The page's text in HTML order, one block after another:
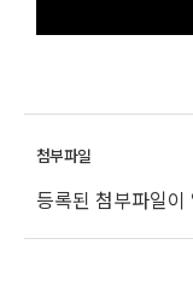
등록된 첨부파일이